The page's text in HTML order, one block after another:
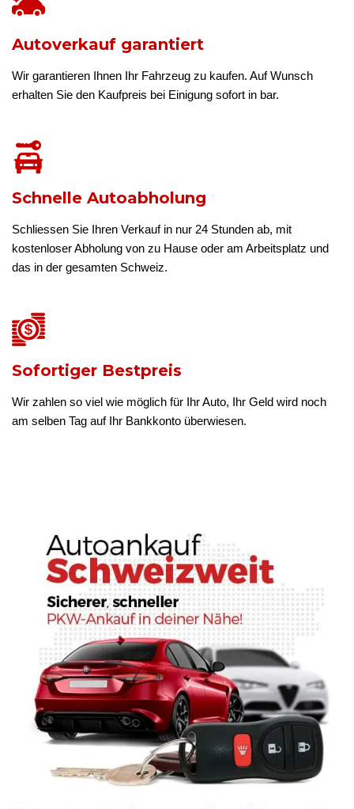
Autoverkauf garantiert
Wir garantieren Ihnen Ihr Fahrzeug zu kaufen. Auf Wunsch
erhalten Sie den Kaufpreis bei Einigung sofort in bar.
Schnelle Autoabholung
Schliessen Sie Ihren Verkauf in nur 24 Stunden ab, mit
kostenloser Abholung von zu Hause oder am Arbeitsplatz und
das in der gesamten Schweiz.
Sofortiger Bestpreis
Wir zahlen so viel wie möglich für Ihr Auto, Ihr Geld wird noch
am selben Tag auf Ihr Bankkonto überwiesen.